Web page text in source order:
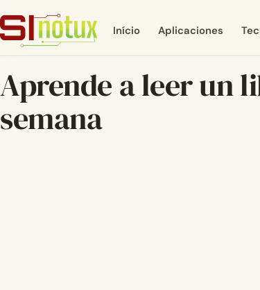
Início Aplicaciones
Aprende a leer un
semana